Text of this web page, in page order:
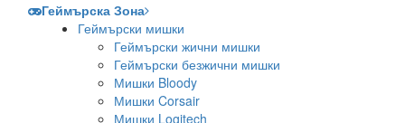
Геймърска Зона
Геймърски мишки
Геймърски жични мишки
Геймърски безжични мишки
Мишки Bloody
Мишки Corsair
Мишки Logitech